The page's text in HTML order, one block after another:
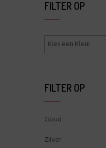
FILTER OP
FILTER OP
Goud
Zilver